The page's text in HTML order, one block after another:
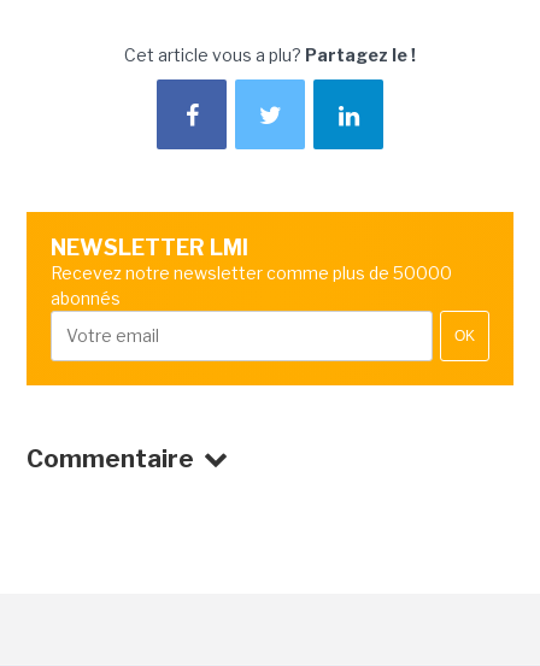
Cet article vous a plu? Partagez le !
NEWSLETTER LMI
Recevez notre newsletter comme plus de 50000
abonnés
OK
Commentaire